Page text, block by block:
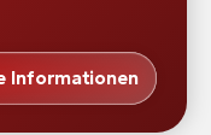
Informationen